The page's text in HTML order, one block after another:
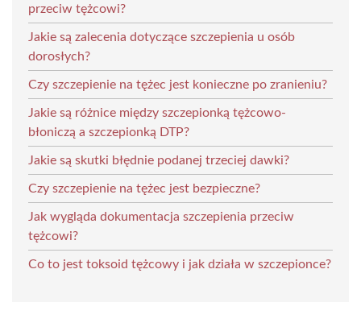
przeciw tężcowi?
Jakie są zalecenia dotyczące szczepienia u osób
dorosłych?
Czy szczepienie na tężec jest konieczne po zranieniu?
Jakie są różnice między szczepionką tężcowo-
błoniczą a szczepionką DTP?
Jakie są skutki błędnie podanej trzeciej dawki?
Czy szczepienie na tężec jest bezpieczne?
Jak wygląda dokumentacja szczepienia przeciw
tężcowi?
Co to jest toksoid tężcowy i jak działa w szczepionce?